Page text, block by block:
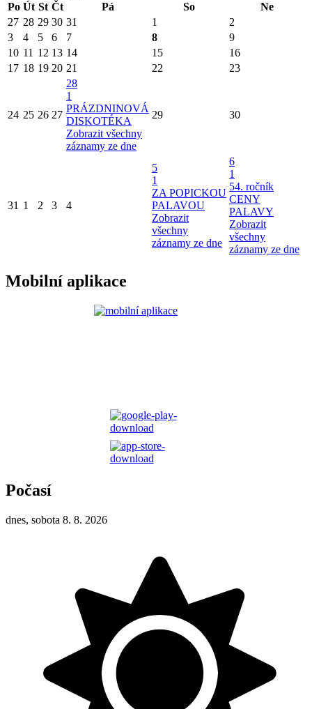
Po Út St Čt Pá So
Ne
27 28 29 30 31 1
2
3
4 5 6 7 8
9
10 11 12 13 14 15
16
17 18 19 20 21 22 23
24 25 26 27
28
1
PRÁZDNINOVÁ
DISKOTÉKA
Zobrazit všechny
záznamy ze dne
29 30
31 1 2 3 4
5
1
ZA POPICKOU
PALAVOU
Zobrazit
všechny
záznamy ze dne
6
1
54. ročník
CENY
PALAVY
Zobrazit
všechny
záznamy ze dne
Mobilní aplikace
Počasí
dnes, sobota 8. 8. 2026